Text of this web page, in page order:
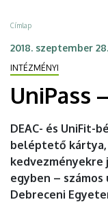
kártya
DEBRECENI
EGYETEM
Morzsa
Címlap
2018. szeptember
INTÉZMÉNYI
UniPass
DEAC- és UniFit-
beléptető
egyben –
Debreceni